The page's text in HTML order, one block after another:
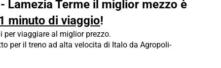
Lamezia Terme il miglior mezzo è
minuto di viaggio!
viaggiare al miglior prezzo.
per il treno ad alta velocita di Italo da Agropoli-